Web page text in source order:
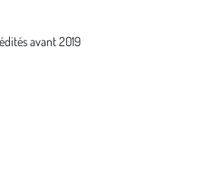
avant 2019